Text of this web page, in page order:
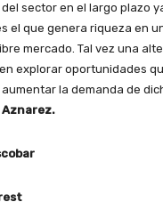
sector en el largo plazo
el que genera riqueza en
mercado. Tal vez una
explorar oportunidades
la demanda de
Aznarez.